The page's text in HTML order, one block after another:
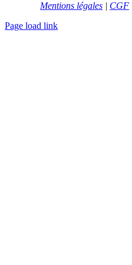
Mentions légales | CGF
Page load link